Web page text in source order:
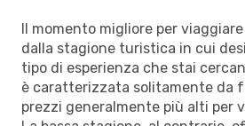
Il momento migliore per
dalla stagione turistica in cui
tipo di esperienza che stai
è caratterizzata solitamente da
prezzi generalmente più alti per